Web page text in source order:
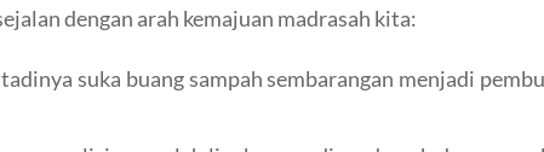
dengan arah kemajuan madrasah kita:
suka buang sampah sembarangan menjadi